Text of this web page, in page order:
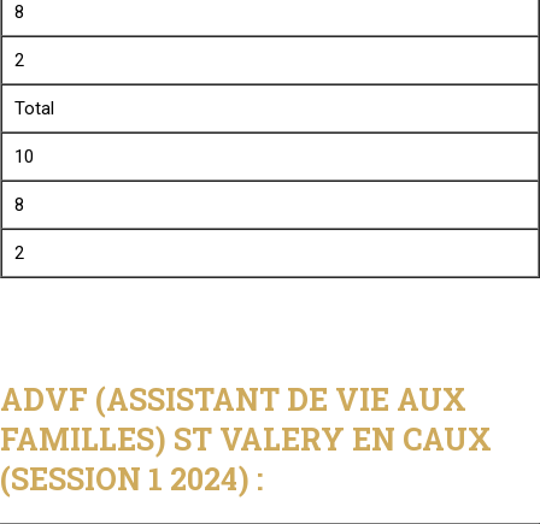
8
2
Total
10
8
2
ADVF (ASSISTANT DE VIE AUX
FAMILLES) ST VALERY EN CAUX
(SESSION 1 2024) :